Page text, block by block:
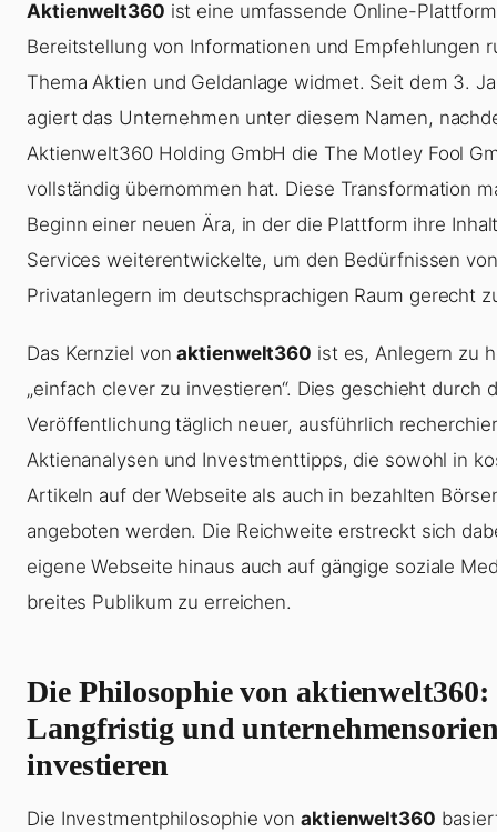
Aktienwelt360 ist eine umfassende Online-
Bereitstellung von Informationen und Empfehlungen
Thema Aktien und Geldanlage widmet. Seit dem 3.
agiert das Unternehmen unter diesem Namen,
Aktienwelt360 Holding GmbH die The Motley Fool
vollständig übernommen hat. Diese Transformation
Beginn einer neuen Ära, in der die Plattform ihre
Services weiterentwickelte, um den Bedürfnissen von
Privatanlegern im deutschsprachigen Raum gerecht
Das Kernziel vonaktienwelt360 ist es, Anlegern zu
„einfach clever zu investieren“. Dies geschieht durch
Veröffentlichung täglich neuer, ausführlich
Aktienanalysen und Investmenttipps, die sowohl in
Artikeln auf der Webseite als auch in bezahlten
angeboten werden. Die Reichweite erstreckt sich
eigene Webseite hinaus auch auf gängige soziale
breites Publikum zu erreichen.
Die Philosophie von aktienwelt360:
Langfristig und
investieren
Die Investmentphilosophie von aktienwelt360